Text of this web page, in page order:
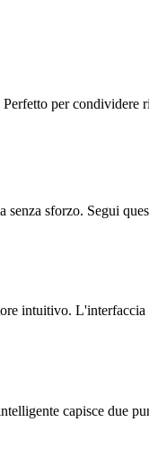
per condividere
sforzo. Segui
intuitivo. L'interfaccia
capisce due